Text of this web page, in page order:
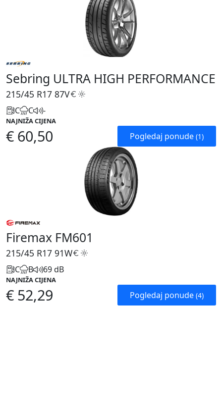
Sebring ULTRA HIGH PERFORMANCE
215/45 R17 87V
C C -
NAJNIŽA CIJENA
€ 60,50 Pogledaj ponude (1)
Firemax FM601
215/45 R17 91W
C B 69 dB
NAJNIŽA CIJENA
€ 52,29 Pogledaj ponude (4)